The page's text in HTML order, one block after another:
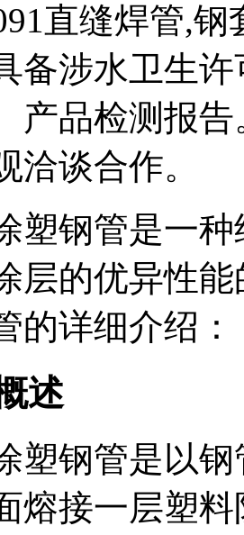
直缝焊管,
备涉水卫生
产品检测报
洽谈合作。
塑钢管是一
层的优异性
的详细介绍：
述
塑钢管是以
熔接一层塑